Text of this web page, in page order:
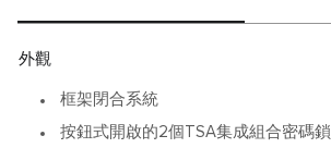
外觀
框架閉合系統
按鈕式開啟的2個TSA集成組合密碼鎖